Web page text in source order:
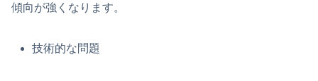
傾向が強くなります。
技術的な問題